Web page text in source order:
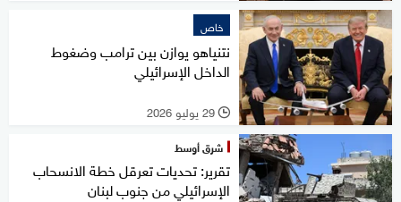
خاص
نتنياهو يوازن بين ترامب وضغوط
الداخل الإسرائيلي
l 29 يوليو 2026
شرق أوسط
تقرير: تحديات تعرقل خطة الانسحاب
الإسرائيلي من جنوب لبنان